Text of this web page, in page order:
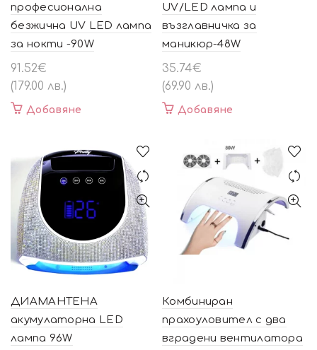
професионална
безжична UV LED лампа
за нокти -90W
91.52€
(179.00 лв.)
Добавяне
UV/LED лампа и
възглавничка за
маникюр-48W
35.74€
(69.90 лв.)
Добавяне
ДИАМАНТЕНА
акумулаторна LED
лампа 96W
Комбиниран
прахоуловител с два
вградени вентилатора